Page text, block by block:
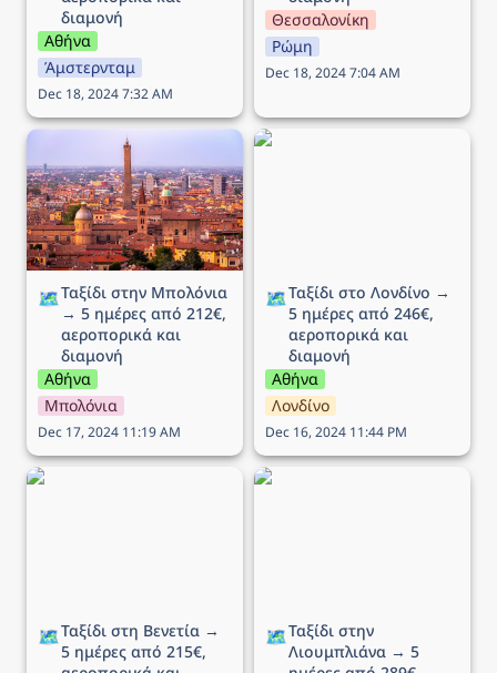
διαμονή
Αθήνα
Άμστερνταμ
Dec 18, 2024 7:32 AM
Θεσσαλονίκη
Ρώμη
Dec 18, 2024 7:04 AM
Ταξίδι στην Μπολόνια →
5 ημέρες από 212€,
αεροπορικά και διαμονή
🗺️Ταξίδι στην Μπολόνια
→ 5 ημέρες από 212€,
αεροπορικά και
διαμονή
Αθήνα
Μπολόνια
Dec 17, 2024 11:19 AM
Ταξίδι στο Λονδίνο → 5
🗺️Ταξίδι στο Λονδίνο →
5 ημέρες από 246€,
αεροπορικά και
διαμονή
Αθήνα
Λονδίνο
Dec 16, 2024 11:44 PM
Ταξίδι στη Βενετία → 5
🗺️Ταξίδι στη Βενετία →
5 ημέρες από 215€,
Ταξίδι στην Λιουμπλιάνα
🗺️Ταξίδι στην
Λιουμπλιάνα → 5